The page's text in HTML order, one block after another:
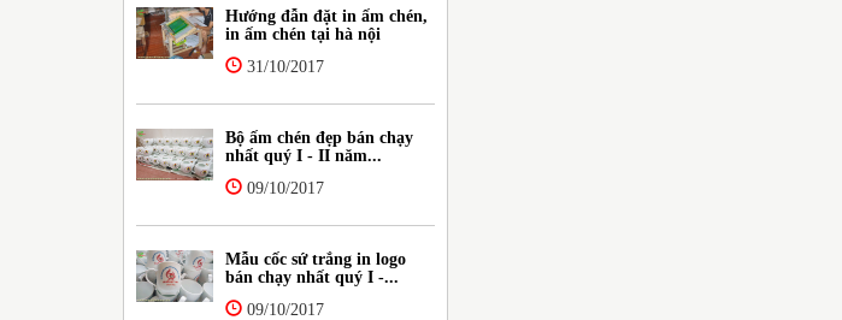
Hướng đẫn đặt in ấm chén,
in ấm chén tại hà nội
31/10/2017
Bộ ấm chén đẹp bán chạy
nhất quý I - II năm...
09/10/2017
Mẫu cốc sứ trắng in logo
bán chạy nhất quý I -...
09/10/2017